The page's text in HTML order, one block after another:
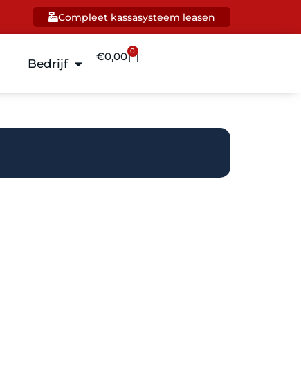
Compleet kassasysteem leasen
Bedrijf
€0,00 0